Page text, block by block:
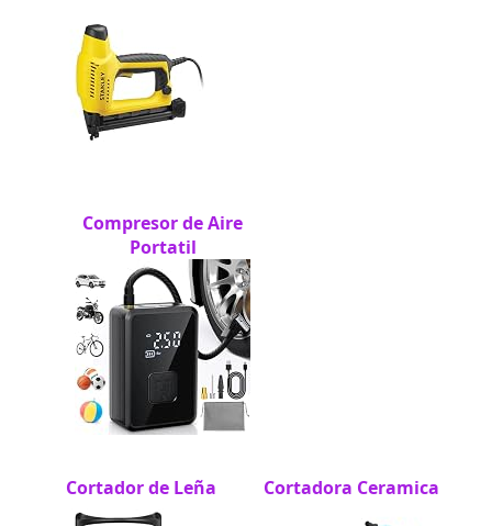
Compresor de Aire
Portatil
Cortador de Leña Cortadora Ceramica